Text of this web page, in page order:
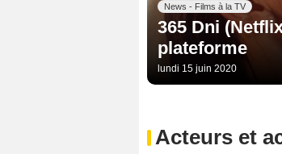
News - Films à la TV
365 Dni
plateforme
lundi 15 juin 2020
Acteurs et